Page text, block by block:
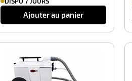
Ajouter au panier